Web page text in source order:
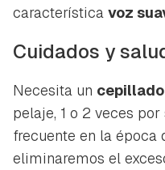
característica voz
Cuidados y
Necesita un
pelaje, 1 o 2 veces
frecuente en la época
eliminaremos el